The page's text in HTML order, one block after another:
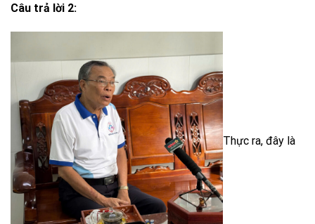
Câu trả lời 2:
Thực ra, đây là